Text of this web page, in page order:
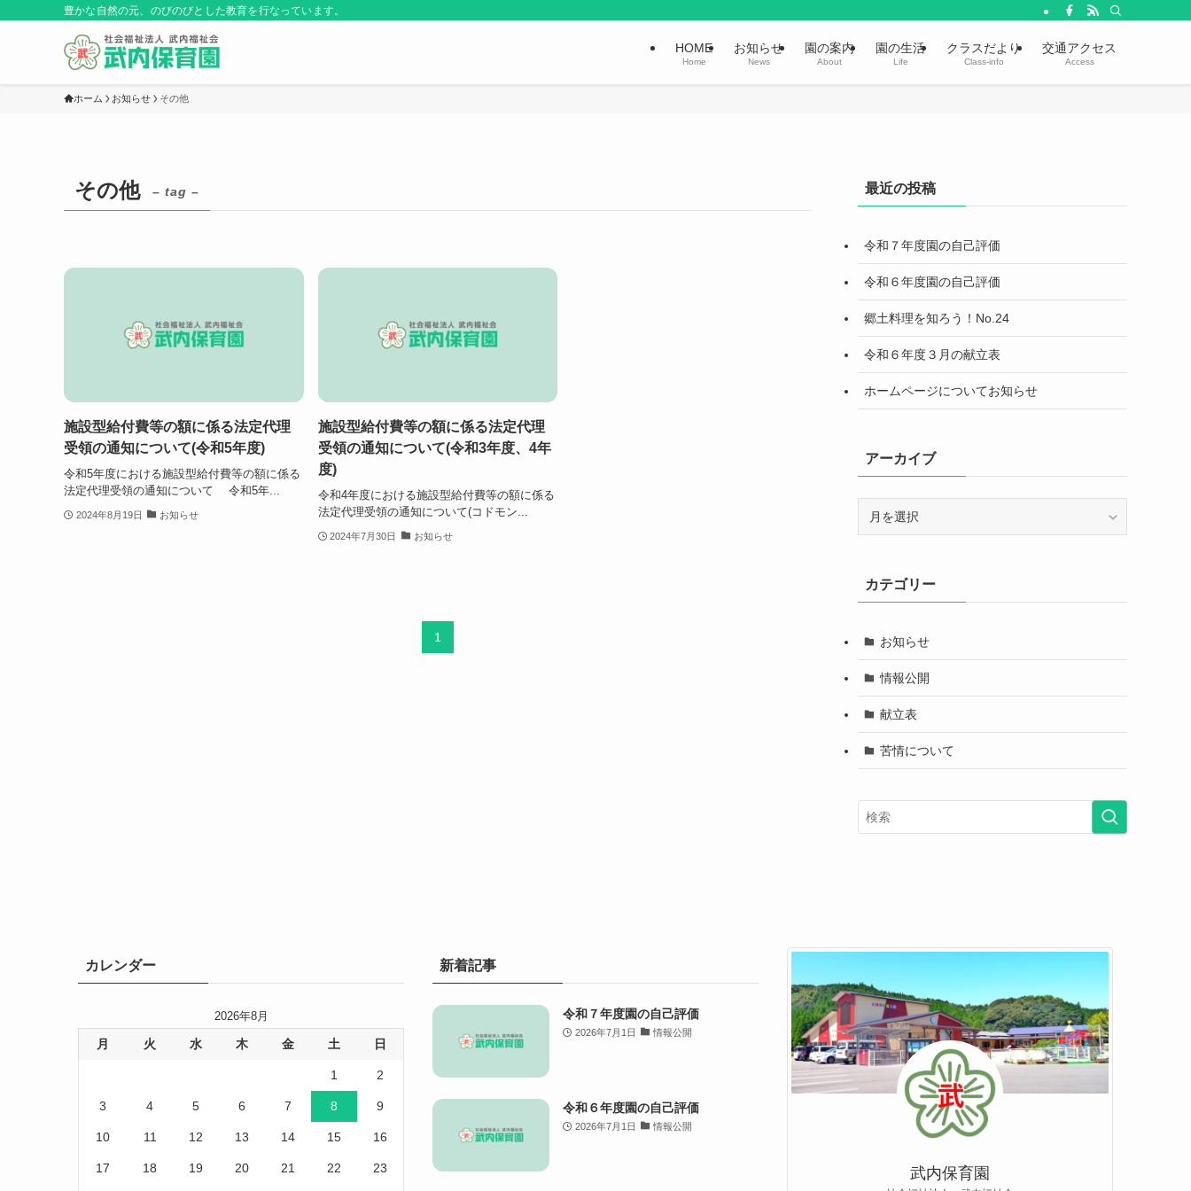
豊かな自然の元、のびのびとした教育を行なっています。
HOME
Home
お知らせ
News
園の案内
About
園の生活
Life
クラスだより
Class-info
交通アクセス
Access
ホーム お知らせ その他
その他 – tag –
施設型給付費等の額に係る法定代理
受領の通知について(令和5年度)
令和5年度における施設型給付費等の額に係る
法定代理受領の通知について 令和5年...
2024年8月19日 お知らせ
施設型給付費等の額に係る法定代理
受領の通知について(令和3年度、4年
度)
令和4年度における施設型給付費等の額に係る
法定代理受領の通知について(コドモン...
2024年7月30日 お知らせ
1
最近の投稿
令和７年度園の自己評価
令和６年度園の自己評価
郷土料理を知ろう！No.24
令和６年度３月の献立表
ホームページについてお知らせ
アーカイブ
ブカテゴリー
お知らせ
情報公開
献立表
苦情について
カレンダー
2026年8月
月 火 水 木 金 土 日
1 2
3 4 5 6 7 8 9
10 11 12 13 14 15 16
17 18 19 20 21 22 23
新着記事
令和７年度園の自己評価
2026年7月1日 情報公開
令和６年度園の自己評価
2026年7月1日 情報公開
武内保育園